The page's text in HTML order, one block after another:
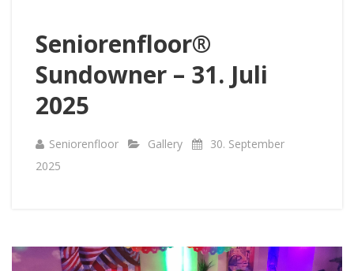
Seniorenfloor®
Sundowner – 31. Juli
2025
Seniorenfloor Gallery
30. September
2025